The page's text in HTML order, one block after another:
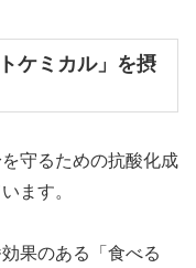
ケミカル」を摂
守るための抗酸化成
ます。
果のある「食べる